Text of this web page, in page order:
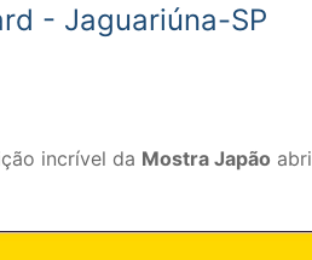
- Jaguariúna-SP
incrível da Mostra Japão